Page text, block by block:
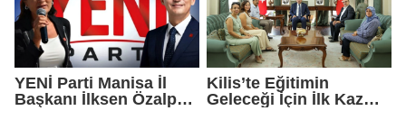
YENİ Parti Manisa İl
Başkanı İlksen Özalper
Kilis’te Eğitimin
Geleceği İçin İlk Kazma